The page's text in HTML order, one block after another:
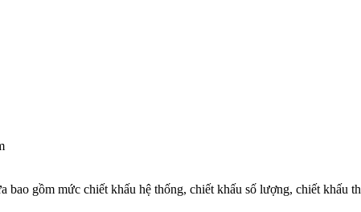
bao gồm mức chiết khấu hệ thống, chiết khấu số lượng, chiết khấu